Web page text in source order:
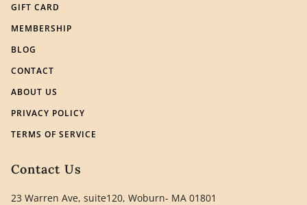
GIFT CARD
MEMBERSHIP
BLOG
CONTACT
ABOUT US
PRIVACY POLICY
TERMS OF SERVICE
Contact Us
23 Warren Ave, suite120, Woburn- MA 01801